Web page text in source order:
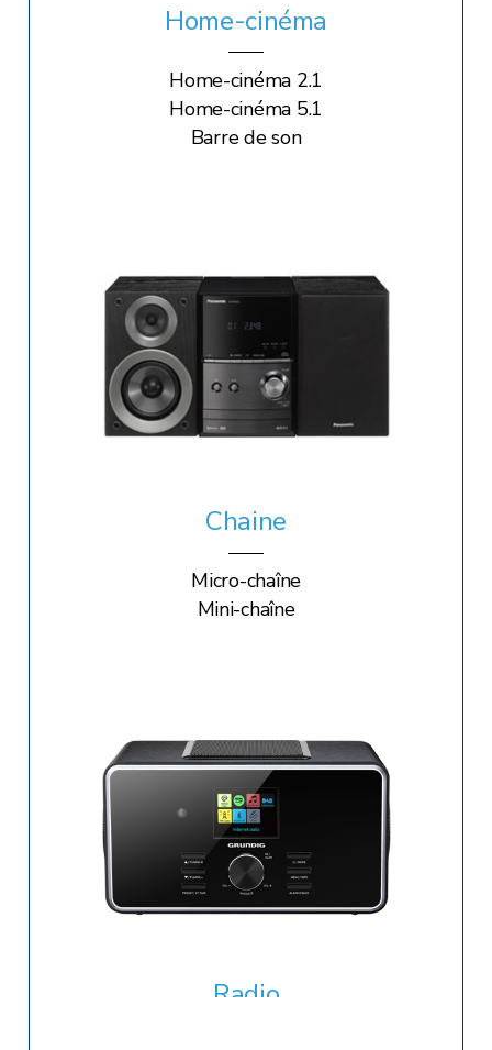
Home-cinéma
Home-cinéma 2.1
Home-cinéma 5.1
Barre de son
Chaine
Micro-chaîne
Mini-chaîne
Radio
Support TV